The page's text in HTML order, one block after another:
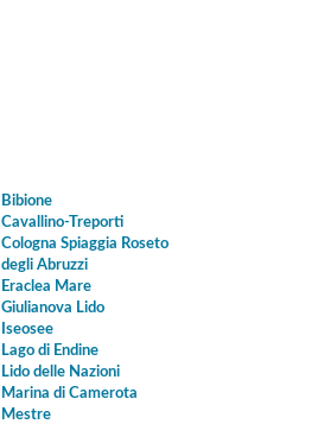
Bibione
Cavallino-Treporti
Cologna Spiaggia Roseto
degli Abruzzi
Eraclea Mare
Giulianova Lido
Iseosee
Lago di Endine
Lido delle Nazioni
Marina di Camerota
Mestre